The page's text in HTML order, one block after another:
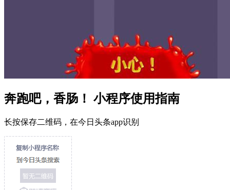
奔跑吧，香肠！ 小程序使用指南
长按保存二维码，在今日头条app识别